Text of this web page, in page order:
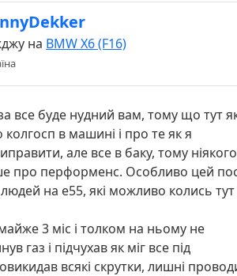
на BMW X6 (F16)
все буде нудний вам, тому що тут
в машині і про те як я
але все в баку, тому ніякого
про перформенс. Особливо цей
на е55, які можливо колись тут
3 міс і толком на ньому не
газ і підчухав як міг все під
всякі скрутки, лишні